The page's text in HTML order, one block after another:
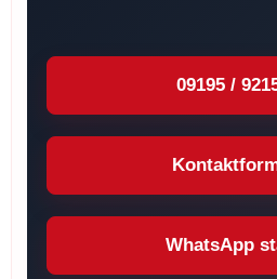
09195 /
WhatsApp